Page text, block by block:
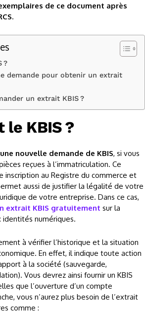
de ce document après
?
demande pour obtenir un extrait
un extrait KBIS ?
le KBIS ?
nouvelle demande de KBIS, si vous
reçues à l’immatriculation. Ce
inscription au Registre du commerce et
aussi de justifier la légalité de votre
de votre entreprise. Dans ce cas,
extrait KBIS gratuitement sur la
numériques.
à vérifier l’historique et la situation
En effet, il indique toute action
à la société (sauvegarde,
Vous devrez ainsi fournir un KBIS
que l’ouverture d’un compte
vous n’aurez plus besoin de l’extrait
comme :